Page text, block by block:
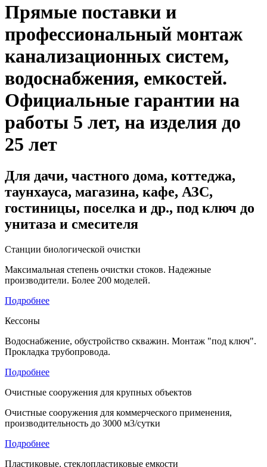
Прямые поставки и
профессиональный монтаж
канализационных систем,
водоснабжения, емкостей.
Официальные гарантии на
работы 5 лет, на изделия до
25 лет
Для дачи, частного дома, коттеджа,
таунхауса, магазина, кафе, АЗС,
гостиницы, поселка и др., под ключ до
унитаза и смесителя
Станции биологической очистки
Максимальная степень очистки стоков. Надежные
производители. Более 200 моделей.
Подробнее
Кессоны
Водоснабжение, обустройство скважин. Монтаж "под ключ".
Прокладка трубопровода.
Подробнее
Очистные сооружения для крупных объектов
Очистные сооружения для коммерческого применения,
производительность до 3000 м3/сутки
Подробнее
Пластиковые, стеклопластиковые емкости